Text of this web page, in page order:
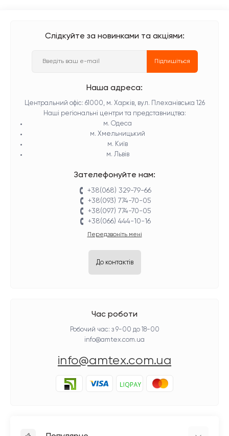
Слідкуйте за новинками та акціями:
Підпишіться
Наша адреса:
Центральний офіс: 61000, м. Харків, вул. Плеханівська 126
Наші регіональні центри та представництва:
м. Одеса
м. Хмельницький
м. Київ
м. Львів
Зателефонуйте нам:
+38(068) 329-79-66
+38(093) 774-70-05
+38(097) 774-70-05
+38(066) 444-10-16
Передзвоніть мені
До контактів
Час роботи
Робочий час: з 9-00 до 18-00
info@amtex.com.ua
info@amtex.com.ua